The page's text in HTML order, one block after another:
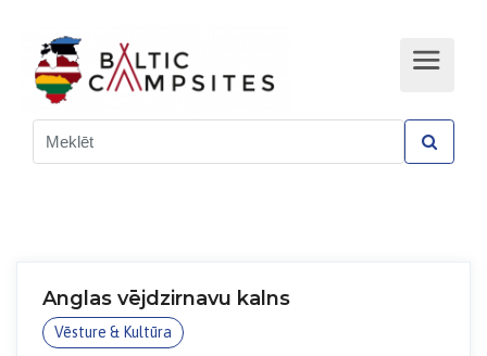
Anglas vējdzirnavu kalns
Vēsture & Kultūra